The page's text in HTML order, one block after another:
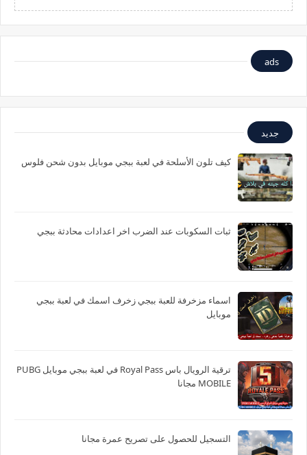
ads
جديد
كيف تلون الأسلحة في لعبة ببجي موبايل بدون شحن فلوس
ثبات السكوبات عند الضرب اخر اعدادات محادثة ببجي
اسماء مزخرفة للعبة ببجي زخرف اسمك في لعبة ببجي
موبايل
ترقية الرويال باس Royal Pass في لعبة ببجي موبايل PUBG
MOBILE مجانا
التسجيل للحصول على تصريح عمرة مجانا